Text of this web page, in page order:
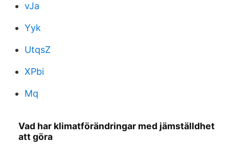
vJa
Yyk
UtqsZ
XPbi
Mq
Vad har klimatförändringar med jämställdhet
att göra